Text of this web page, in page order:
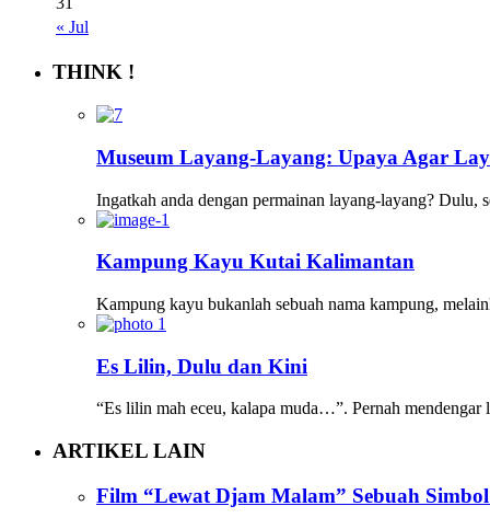
« Jul
THINK !
Museum Layang-Layang: Upaya Agar
Ingatkah anda dengan permainan layang-layang? Dulu,
Kampung Kayu Kutai Kalimantan
Kampung kayu bukanlah sebuah nama kampung,
Es Lilin, Dulu dan Kini
“Es lilin mah eceu, kalapa muda…”. Pernah mendengar
ARTIKEL LAIN
Film “Lewat Djam Malam” Sebuah